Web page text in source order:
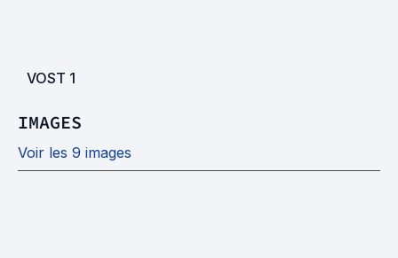
VOST 1
IMAGES
Voir les 9 images